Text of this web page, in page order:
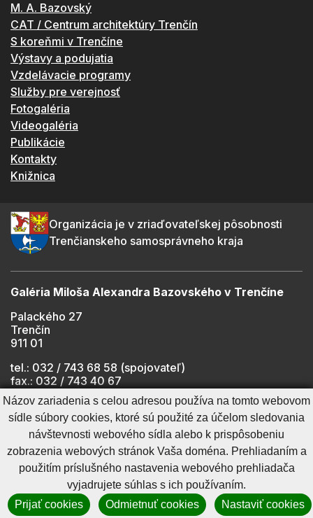
M. A. Bazovský
CAT / Centrum architektúry Trenčín
S koreňmi v Trenčíne
Výstavy a podujatia
Vzdelávacie programy
Služby pre verejnosť
Fotogaléria
Videogaléria
Publikácie
Kontakty
Knižnica
Organizácia je v zriaďovateľskej pôsobnosti
Trenčianskeho samosprávneho kraja
Galéria Miloša Alexandra Bazovského v Trenčíne
Palackého 27
Trenčín
911 01
tel.: 032 / 743 68 58 (spojovateľ)
fax.: 032 / 743 40 67
e-mail:
info@gmab.sk
Cookies nastavenie
Ochrana osobných údajov
Cookies - viac informácií
Vyhlásenie o prístupnosti
Technický prevádzkovateľ
Správca obsahu
GenerujeCMS BUXUS
Názov zariadenia s celou adresou používa na tomto webovom
sídle súbory cookies, ktoré sú použité za účelom sledovania
návštevnosti webového sídla alebo k prispôsobeniu
zobrazenia webových stránok Vaša doména. Prehliadaním a
použitím príslušného nastavenia webového prehliadača
vyjadrujete súhlas s ich používaním.
Prijať cookies
Odmietnuť cookies Nastaviť cookies